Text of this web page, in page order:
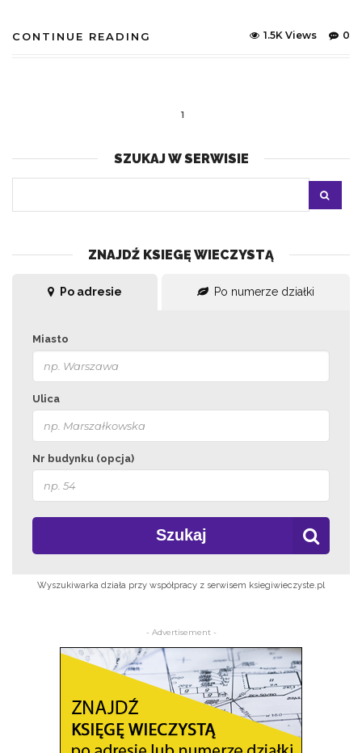
CONTINUE READING 0
1.5K Views
1
SZUKAJ W SERWISIE
ZNAJDŹ KSIEGĘ WIECZYSTĄ
Po adresie Po numerze działki
Miasto
Ulica
Nr budynku (opcja)
Szukaj
Wyszukiwarka działa przy współpracy z serwisem ksiegiwieczyste.pl
- Advertisement -